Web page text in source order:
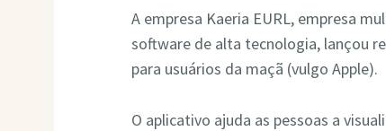
A empresa Kaeria EURL, empresa
software de alta tecnologia, lançou
para usuários da maçã (vulgo Apple).
O aplicativo ajuda as pessoas a